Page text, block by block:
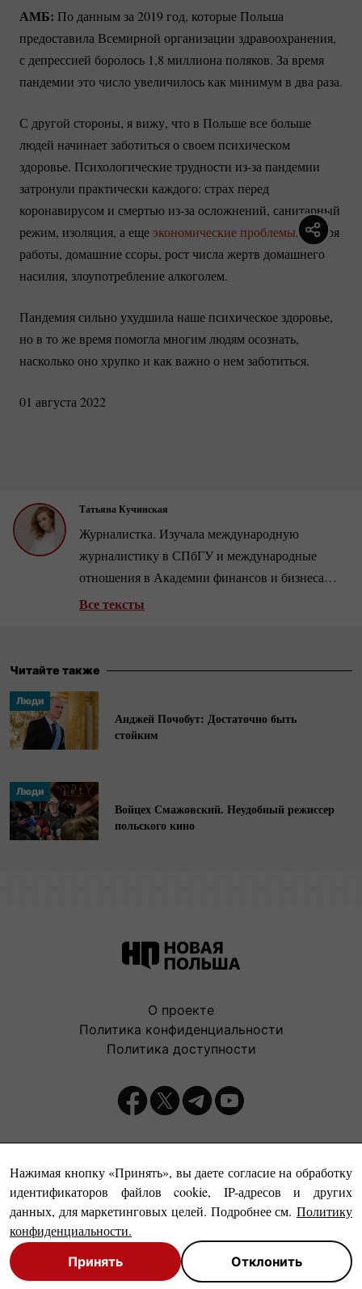
АМБ: По данным за 2019 год, которые Польша
предоставила Всемирной организации здравоохранения,
с депрессией боролось 1,8 миллиона поляков. За время
пандемии это число увеличилось как минимум в два раза.
С другой стороны, я вижу, что в Польше все больше
людей начинает заботиться о своем психическом
здоровье. Психологические трудности из-за пандемии
затронули практически каждого: страх перед
коронавирусом и смертьюиз-за осложнений, санитарный
режим, изоляция, а еще экономические проблемы, потеря
работы, домашние ссоры, рост числа жертв домашнего
насилия, злоупотребление алкоголем.
Пандемия сильно ухудшила наше психическое здоровье,
но в то же время помогла многим людям осознать,
насколько оно хрупко и как важно о нем заботиться.
01 августа 2022
Татьяна Кучинская
Журналистка. Изучала международную
журналистику в СПбГУ и международные
отношения в Академии финансов и бизнеса
Vistula. Публиковалась в «Агентстве Бизнес
Все тексты
Читайте также
Люди
Анджей Почобут: Достаточно быть
стойким
Люди
Войцех Смажовский. Неудобный режиссер
польского кино
Нажимая кнопку «Принять», вы даете согласие на обработку
идентификаторов файлов cookie, IP-адресов и других
данных, для маркетинговых целей. Подробнее см. Политику
конфиденциальности.
Принять Отклонить
О проекте
Политика конфиденциальности
Политика доступности
© Новая Польша, 1999-2026